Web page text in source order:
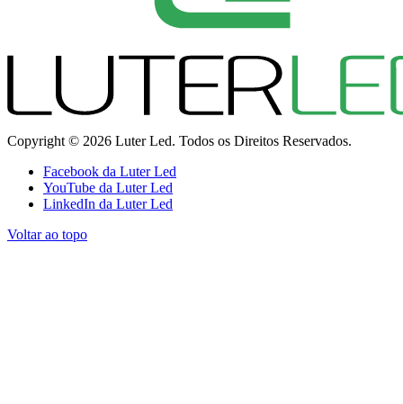
Copyright © 2026 Luter Led. Todos os Direitos Reservados.
Facebook da Luter Led
YouTube da Luter Led
LinkedIn da Luter Led
Voltar ao topo